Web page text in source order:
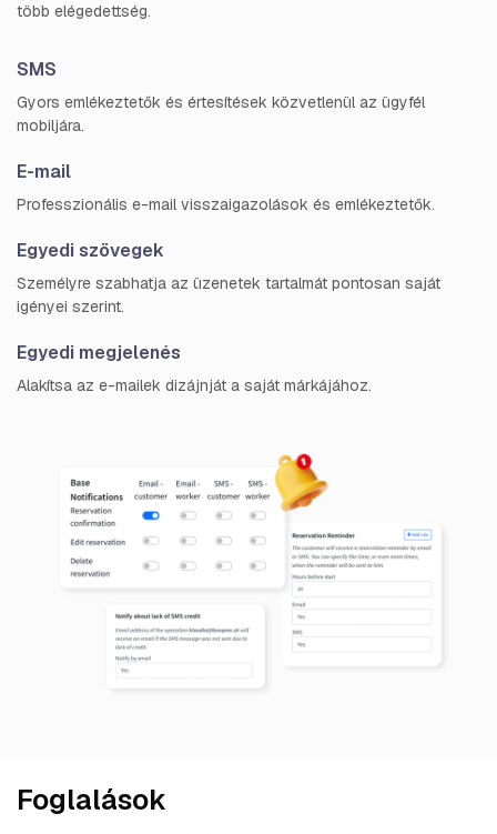
több elégedettség.
SMS
Gyors emlékeztetők és értesítések közvetlenül az ügyfél
mobiljára.
E-mail
Professzionális e-mail visszaigazolások és emlékeztetők.
Egyedi szövegek
Személyre szabhatja az üzenetek tartalmát pontosan saját
igényei szerint.
Egyedi megjelenés
Alakítsa az e-mailek dizájnját a saját márkájához.
Foglalások